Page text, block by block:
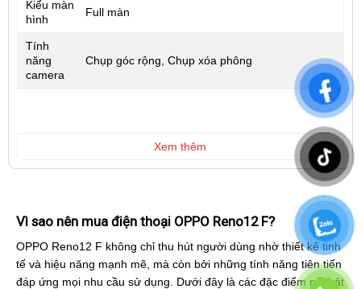
Vì sao nên mua điện thoại OPPO Reno12 F?
OPPO Reno12 F không chỉ thu hút người dùng nhờ thiết kế tinh
tế và hiệu năng mạnh mẽ, mà còn bởi những tính năng tiên tiến
đáp ứng mọi nhu cầu sử dụng. Dưới đây là các đặc điểm nổi bật
Kiểu màn
hình
Full màn
Tính
năng
camera
Chụp góc rộng, Chụp xóa phông
Xem thêm